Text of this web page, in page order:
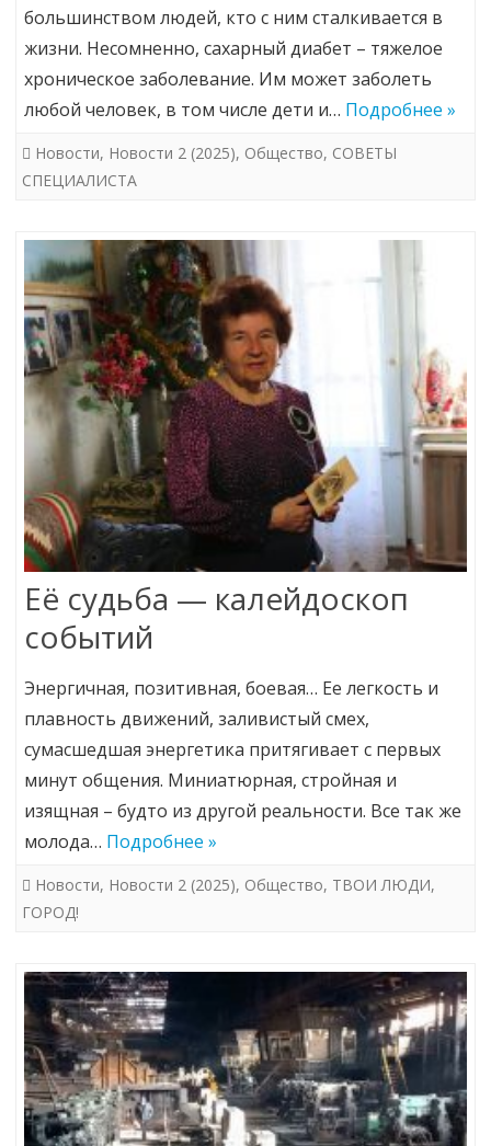
большинством людей, кто с ним сталкивается в
жизни. Несомненно, сахарный диабет – тяжелое
хроническое заболевание. Им может заболеть
любой человек, в том числе дети и… Подробнее »
Новости, Новости 2 (2025), Общество, СОВЕТЫ
СПЕЦИАЛИСТА
Её судьба — калейдоскоп
событий
Энергичная, позитивная, боевая… Ее легкость и
плавность движений, заливистый смех,
сумасшедшая энергетика притягивает с первых
минут общения. Миниатюрная, стройная и
изящная – будто из другой реальности. Все так же
молода… Подробнее »
Новости, Новости 2 (2025), Общество, ТВОИ ЛЮДИ,
ГОРОД!